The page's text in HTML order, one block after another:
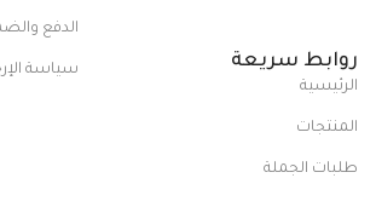
الدفع
سياسة روابط سريعة
الرئيسية
المنتجات
طلبات الجملة